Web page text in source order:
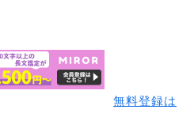
無料登録は